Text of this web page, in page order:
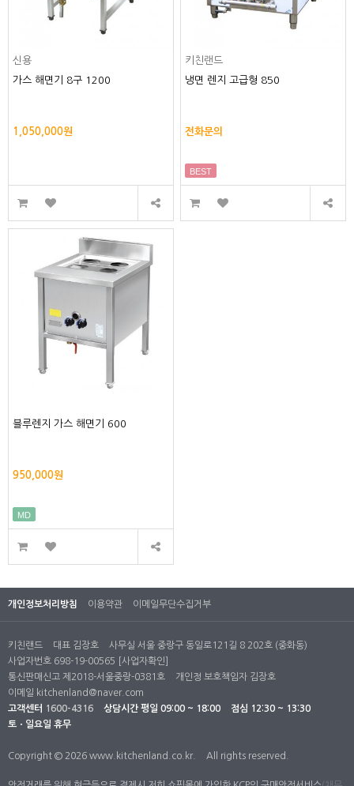
신용
가스 해면기 8구 1200
1,050,000원
키친랜드
냉면 렌지 고급형 850
전화문의
BEST
블루렌지 가스 해면기 600
950,000원
MD
개인정보처리방침 이용약관 이메일무단수집거부
키친랜드 대표 김장호
사무실 서울 중랑구 동일로121길 8 202호 (중화동)
사업자번호 698-19-00565
[사업자확인]
통신판매신고 제2018-서울중랑-0381호
개인정 보호책임자 김장호
이메일 kitchenland@naver.com
고객센터 1600-4316 상담시간 평일 09:00 ~ 18:00
점심 12:30 ~ 13:30
토ㆍ일요일 휴무
Copyright © 2026 www.kitchenland.co.kr. All rights reserved.